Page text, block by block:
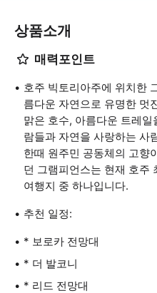
상품소개
매력포인트
호주 빅토리아주에 위치한
름다운 자연으로 유명한 멋
맑은 호수, 아름다운 트레
람들과 자연을 사랑하는 사
한때 원주민 공동체의 고향
던 그램피언스는 현재 호주
여행지 중 하나입니다.
추천 일정:
* 보로카 전망대
* 더 발코니
* 리드 전망대